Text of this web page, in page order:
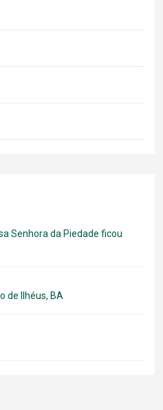
Senhora da Piedade ficou
de Ilhéus, BA